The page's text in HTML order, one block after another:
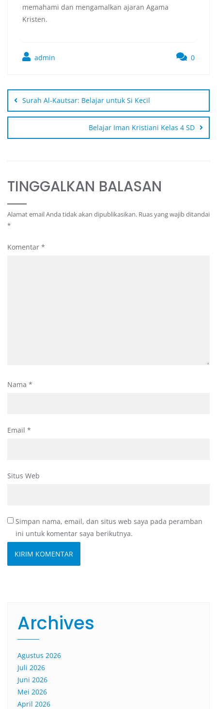
memahami dan mengamalkan ajaran Agama
Kristen.
admin 0
Surah Al-Kautsar: Belajar untuk Si Kecil
Belajar Iman Kristiani Kelas 4 SD
TINGGALKAN BALASAN
Alamat email Anda tidak akan dipublikasikan. Ruas yang wajib ditandai
*
Komentar *
Nama *
Email *
Situs Web
Simpan nama, email, dan situs web saya pada peramban
ini untuk komentar saya berikutnya.
Archives
Agustus 2026
Juli 2026
Juni 2026
Mei 2026
April 2026